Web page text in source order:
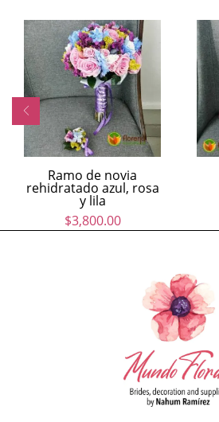
Ramo de novia
rehidratado azul, rosa
y lila
$3,800.00